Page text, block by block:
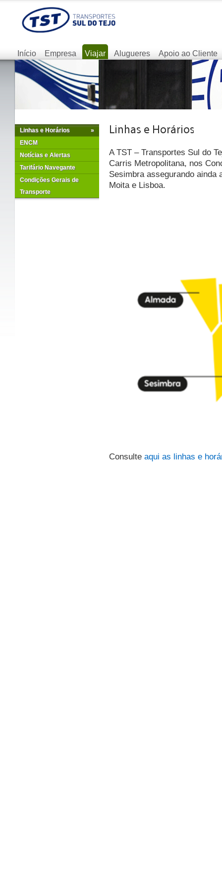
Início Empresa Viajar Alugueres Apoio ao Cliente
»
Linhas e Horários
ENCM
Notícias e Alertas
Tarifário Navegante
Condições Gerais de
Transporte
A TST – Transportes Sul do
Carris Metropolitana, nos
Sesimbra assegurando ainda
Moita e Lisboa.
Consulte aqui as linhas e